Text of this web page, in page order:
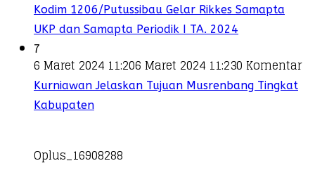
Kodim 1206/Putussibau Gelar Rikkes Samapta
UKP dan Samapta Periodik I TA. 2024
7
6 Maret 2024 11:206 Maret 2024 11:230 Komentar
Kurniawan Jelaskan Tujuan Musrenbang Tingkat
Kabupaten
Oplus_16908288